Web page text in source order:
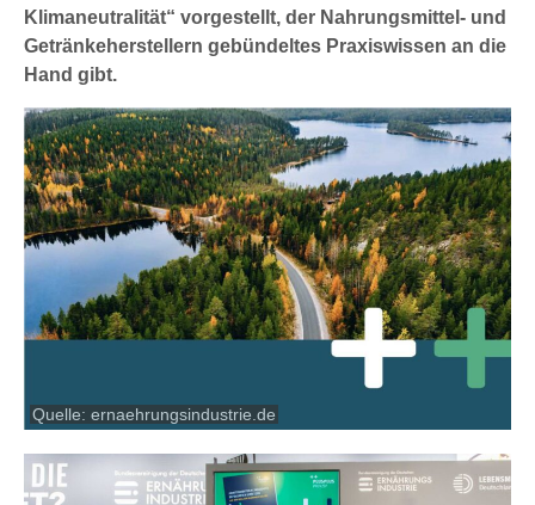
Klimaneutralität“ vorgestellt, der Nahrungsmittel- und
Getränkeherstellern gebündeltes Praxiswissen an die
Hand gibt.
Quelle: ernaehrungsindustrie.de